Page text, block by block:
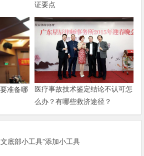
证要点
准备哪
医疗事故技术鉴定结论不认可怎
么办？有哪些救济途径？
文底部小工具”添加小工具